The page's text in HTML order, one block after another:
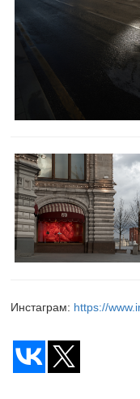
Инстаграм: https://